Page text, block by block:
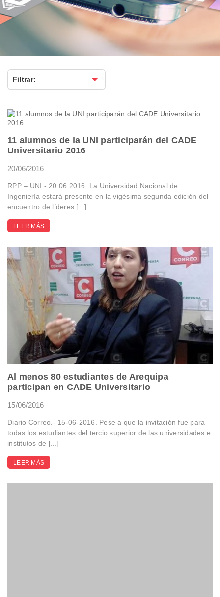
Artículos
Filtrar:
11 alumnos de la UNI participarán del CADE
Universitario 2016
20/06/2016
RPP – UNI.- 20.06.2016. La Universidad Nacional de
Ingeniería estará presente en la vigésima segunda edición del
encuentro de líderes [...]
LEER MÁS
Al menos 80 estudiantes de Arequipa
participan en CADE Universitario
15/06/2016
Diario Correo.- 15-06-2016. Pese a que la invitación fue para
todas los estudiantes del tercio superior de las universidades e
institutos de [...]
LEER MÁS